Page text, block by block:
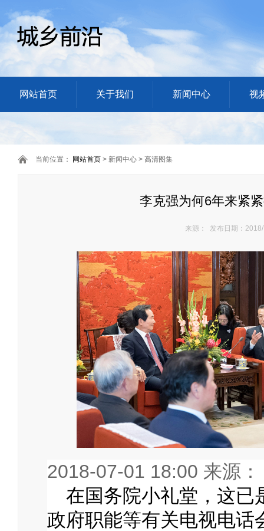
网站首页 关于我们 新闻中心 视
当前位置： 网站首页 > 新闻中心 > 高清图集
李克强为何6年来紧
来源： 发布日期：
2018-07-01 18:00 来源
在国务院小礼堂，这已
政府职能等有关电视电话